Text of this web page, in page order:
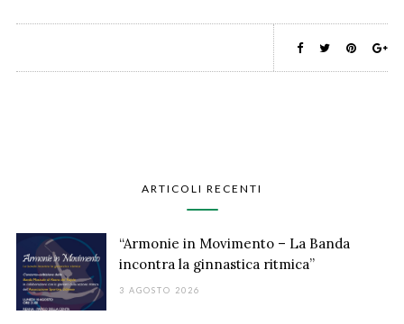
ARTICOLI RECENTI
“Armonie in Movimento – La Banda
incontra la ginnastica ritmica”
3 AGOSTO 2026